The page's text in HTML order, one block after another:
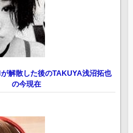
解散した後のTAKUYA浅沼拓也
の今現在